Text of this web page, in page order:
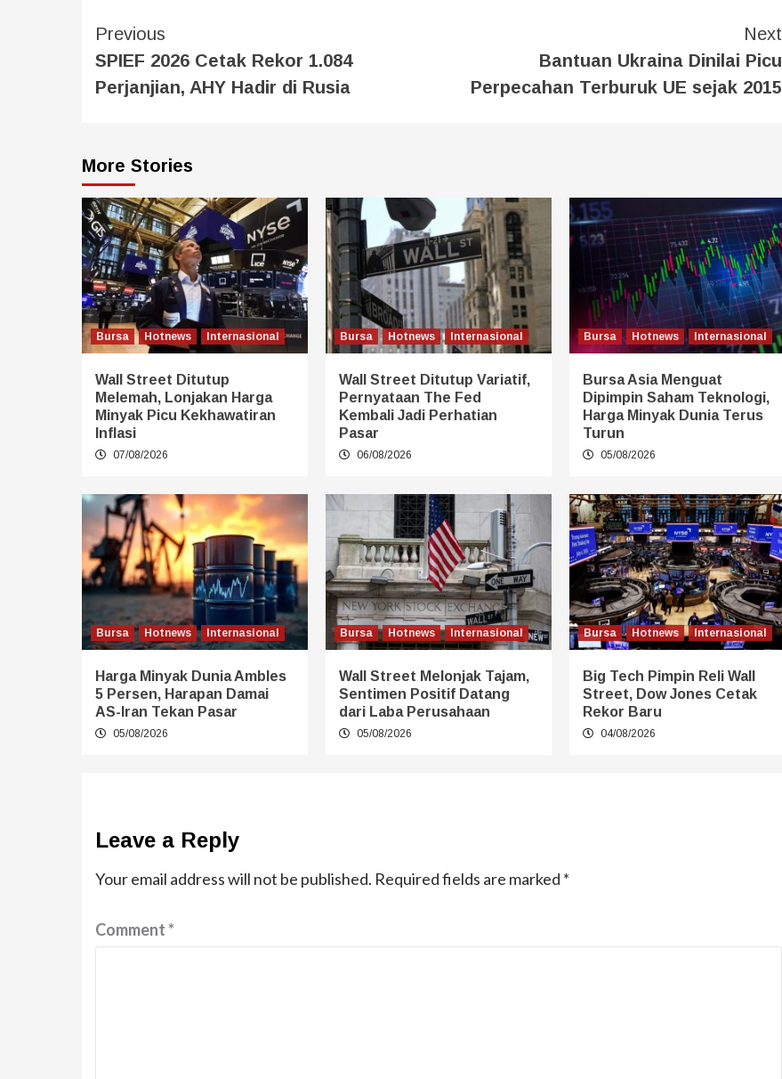
Previous
SPIEF 2026 Cetak Rekor 1.084
Perjanjian, AHY Hadir di Rusia
Next
Bantuan Ukraina Dinilai Picu
Perpecahan Terburuk UE sejak 2015
More Stories
Bursa Hotnews Internasional
Wall Street Ditutup
Melemah, Lonjakan Harga
Minyak Picu Kekhawatiran
Inflasi
07/08/2026
Bursa Hotnews Internasional
Wall Street Ditutup Variatif,
Pernyataan The Fed
Kembali Jadi Perhatian
Pasar
06/08/2026
Bursa Hotnews Internasional
Bursa Asia Menguat
Dipimpin Saham Teknologi,
Harga Minyak Dunia Terus
Turun
05/08/2026
Bursa Hotnews Internasional
Harga Minyak Dunia Ambles
5 Persen, Harapan Damai
AS-Iran Tekan Pasar
05/08/2026
Bursa Hotnews Internasional
Wall Street Melonjak Tajam,
Sentimen Positif Datang
dari Laba Perusahaan
05/08/2026
Bursa Hotnews Internasional
Big Tech Pimpin Reli Wall
Street, Dow Jones Cetak
Rekor Baru
04/08/2026
Leave a Reply
Your email address will not be published. Required fields are marked *
Comment*